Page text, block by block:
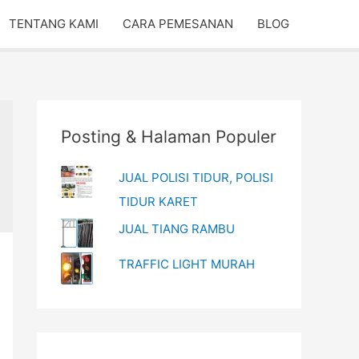
TENTANG KAMI CARA PEMESANAN BLOG
Posting & Halaman Populer
JUAL POLISI TIDUR, POLISI
TIDUR KARET
JUAL TIANG RAMBU
TRAFFIC LIGHT MURAH